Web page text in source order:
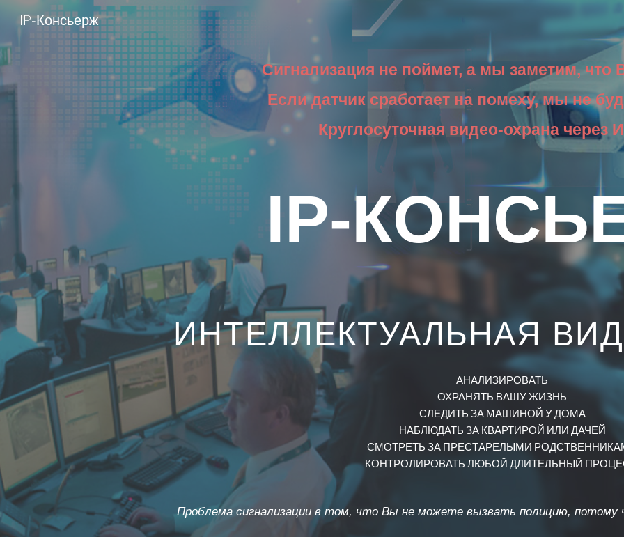
Skip to main content Skip to
IP-Консьерж
Сигнализация не поймет, а мы заметим, что
Если датчик сработает на помеху, мы не
​Круглосуточная видео-охрана через
IP-
ИНТЕЛЛЕКТУАЛЬНАЯ
АНАЛИЗИРОВАТЬ
ОХРАНЯТЬ ВАШУ ЖИЗНЬ
СЛЕДИТЬ ЗА МАШИНОЙ У ДОМА
НАБЛЮДАТЬ ЗА КВАРТИРОЙ ИЛИ ДАЧЕЙ
СМОТРЕТЬ ЗА ПРЕСТАРЕЛЫМИ
КОНТРОЛИРОВАТЬ ЛЮБОЙ ДЛИТЕЛЬНЫЙ
Проблема сигнализации в том, что Вы не можете вызвать полицию, потому